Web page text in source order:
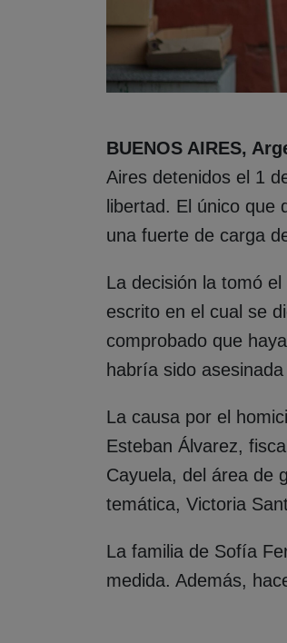
BUENOS AIRES,
Aires detenidos el 1
libertad. El único que
una fuerte de carga
La decisión la tomó
escrito en el cual se
comprobado que
habría sido
La causa por el
Esteban Álvarez,
Cayuela, del área de
temática, Victoria
La familia de Sofía
medida. Además,